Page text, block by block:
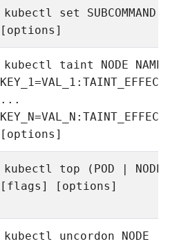
kubectl set SUBCOMMAND
[options]
kubectl taint NODE NAME
KEY_1=VAL_1:TAINT_EFFECT_1
...
KEY_N=VAL_N:TAINT_EFFECT_N
[options]
kubectl top (POD | NODE)
[flags] [options]
kubectl uncordon NODE